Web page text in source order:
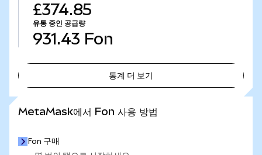
£374.85
유통 중인 공급량
931.43 Fon
통계 더 보기
MetaMask에서 Fon 사용 방법
Fon 구매